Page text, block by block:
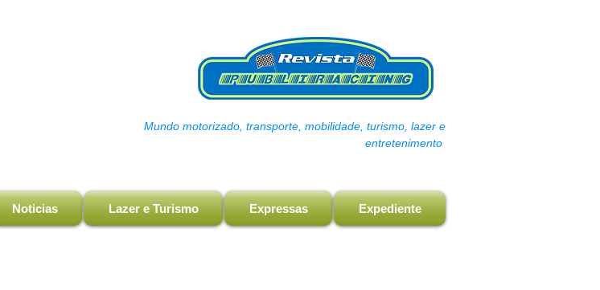
Mundo motorizado, transporte, mobilidade, turismo, lazer e
entretenimento
Noticias Lazer e Turismo Expressas Expediente